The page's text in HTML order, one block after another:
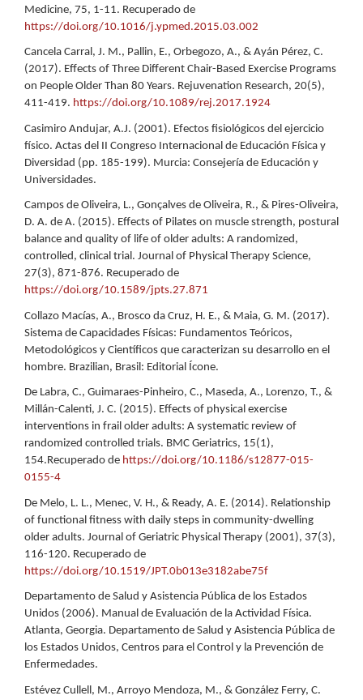
Medicine, 75, 1-11. Recuperado de
https://doi.org/10.1016/j.ypmed.2015.03.002
Cancela Carral, J. M., Pallin, E., Orbegozo, A., & Ayán Pérez, C.
(2017). Effects of Three Different Chair-Based Exercise Programs
on People Older Than 80 Years. Rejuvenation Research, 20(5),
411-419. https://doi.org/10.1089/rej.2017.1924
Casimiro Andujar, A.J. (2001). Efectos fisiológicos del ejercicio
físico. Actas del II Congreso Internacional de Educación Física y
Diversidad (pp. 185-199). Murcia: Consejería de Educación y
Universidades.
Campos de Oliveira, L., Gonçalves de Oliveira, R., & Pires-Oliveira,
D. A. de A. (2015). Effects of Pilates on muscle strength, postural
balance and quality of life of older adults: A randomized,
controlled, clinical trial. Journal of Physical Therapy Science,
27(3), 871-876. Recuperado de
https://doi.org/10.1589/jpts.27.871
Collazo Macías, A., Brosco da Cruz, H. E., & Maia, G. M. (2017).
Sistema de Capacidades Físicas: Fundamentos Teóricos,
Metodológicos y Científicos que caracterizan su desarrollo en el
hombre. Brazilian, Brasil: Editorial Ícone.
De Labra, C., Guimaraes-Pinheiro, C., Maseda, A., Lorenzo, T., &
Millán-Calenti, J. C. (2015). Effects of physical exercise
interventions in frail older adults: A systematic review of
randomized controlled trials. BMC Geriatrics, 15(1),
154.Recuperado de https://doi.org/10.1186/s12877-015-
0155-4
De Melo, L. L., Menec, V. H., & Ready, A. E. (2014). Relationship
of functional fitness with daily steps in community-dwelling
older adults. Journal of Geriatric Physical Therapy (2001), 37(3),
116-120. Recuperado de
https://doi.org/10.1519/JPT.0b013e3182abe75f
Departamento de Salud y Asistencia Pública de los Estados
Unidos (2006). Manual de Evaluación de la Actividad Física.
Atlanta, Georgia. Departamento de Salud y Asistencia Pública de
los Estados Unidos, Centros para el Control y la Prevención de
Enfermedades.
Estévez Cullell, M., Arroyo Mendoza, M., & González Ferry, C.